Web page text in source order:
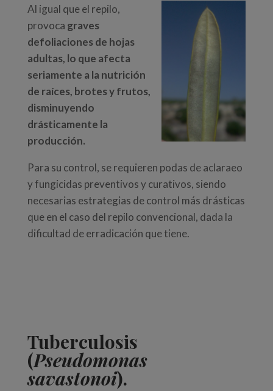
Al igual que el repilo,
provoca graves
defoliaciones de hojas
adultas, lo que afecta
seriamente a la nutrición
de raíces, brotes y frutos,
disminuyendo
drásticamente la
producción.
Para su control, se requieren podas de aclaraeo
y fungicidas preventivos y curativos, siendo
necesarias estrategias de control más drásticas
que en el caso del repilo convencional, dada la
dificultad de erradicación que tiene.
Tuberculosis
(Pseudomonas
savastonoi).